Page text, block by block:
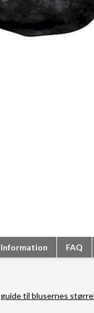
Information FAQ
guide til blusernes